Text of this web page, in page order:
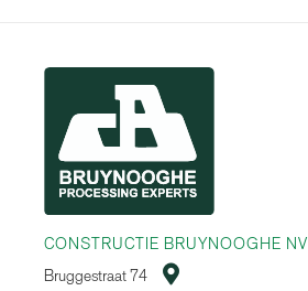
CONSTRUCTIE BRUYNOOGHE NV
Bruggestraat 74
